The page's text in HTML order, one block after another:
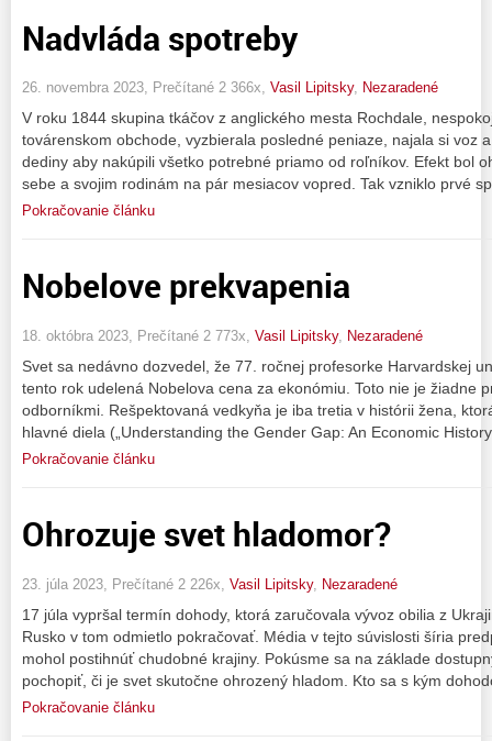
Nadvláda spotreby
26. novembra 2023, Prečítané 2 366x, Vasil Lipitsky, Nezaradené
V roku 1844 skupina tkáčov z anglického mesta Rochdale,
továrenskom obchode, vyzbierala posledné peniaze, najala si voz
dediny aby nakúpili všetko potrebné priamo od roľníkov. Efekt bol
sebe a svojim rodinám na pár mesiacov vopred. Tak vzniklo prvé
Pokračovanie článku
Nobelove prekvapenia
18. októbra 2023, Prečítané 2 773x, Vasil Lipitsky, Nezaradené
Svet sa nedávno dozvedel, že 77. ročnej profesorke Harvardskej
tento rok udelená Nobelova cena za ekonómiu. Toto nie je žiadne
odborníkmi. Rešpektovaná vedkyňa je iba tretia v histórii žena,
hlavné diela („Understanding the Gender Gap: An Economic
Pokračovanie článku
Ohrozuje svet hladomor?
23. júla 2023, Prečítané 2 226x, Vasil Lipitsky, Nezaradené
17 júla vypršal termín dohody, ktorá zaručovala vývoz obilia z
Rusko v tom odmietlo pokračovať. Média v tejto súvislosti šíria
mohol postihnúť chudobné krajiny. Pokúsme sa na základe
pochopiť, či je svet skutočne ohrozený hladom. Kto sa s kým
Pokračovanie článku